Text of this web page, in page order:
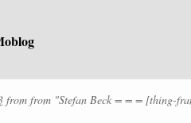
from from "Stefan Beck = = = [thing-